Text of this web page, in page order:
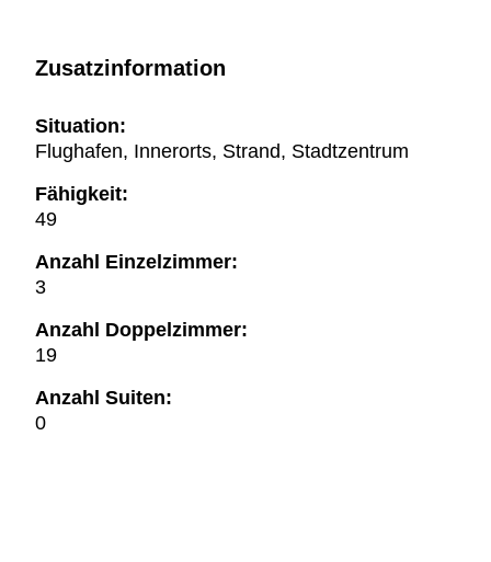
Zusatzinformation
Situation:
Flughafen, Innerorts, Strand, Stadtzentrum
Fähigkeit:
49
Anzahl Einzelzimmer:
3
Anzahl Doppelzimmer:
19
Anzahl Suiten:
0